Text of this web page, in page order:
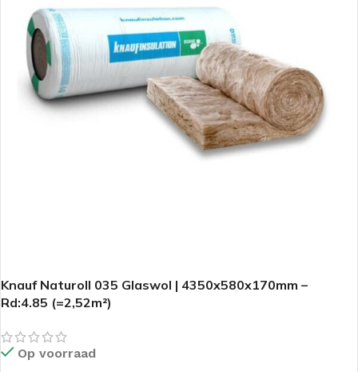
Knauf Naturoll 035 Glaswol | 4350x580x170mm –
Rd:4.85 (=2,52m²)
Op voorraad